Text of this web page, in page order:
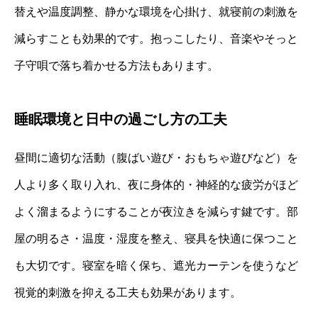
替えや温度調整、静かな環境を心掛け、就寝前の刺激を
減らすことも効果的です。抱っこしたり、音楽やそっと
子守唄で落ち着かせる方法もあります。
睡眠環境と日中の過ごし方の工夫
昼間に適切な活動（腹ばい遊び・おもちゃ遊びなど）を
人より多く取り入れ、夜に身体的・神経的な疲労がほど
よく溜まるようにすることが夜泣きを減らす鍵です。部
屋の明るさ・温度・湿度を整え、寝具を快適に保つこと
も大切です。寝室を暗く保ち、遮光カーテンを使うなど
視覚的刺激を抑える工夫も効果があります。